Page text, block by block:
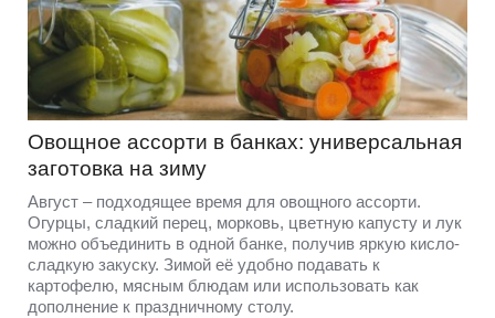
Овощное ассорти в банках: универсальная
заготовка на зиму
Август – подходящее время для овощного ассорти.
Огурцы, сладкий перец, морковь, цветную капусту и лук
можно объединить в одной банке, получив яркую кисло-
сладкую закуску. Зимой её удобно подавать к
картофелю, мясным блюдам или использовать как
дополнение к праздничному столу.